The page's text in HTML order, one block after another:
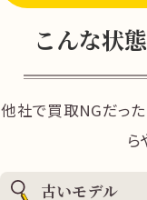
こんな状
他社で買取NGだった
ら
古いモデル